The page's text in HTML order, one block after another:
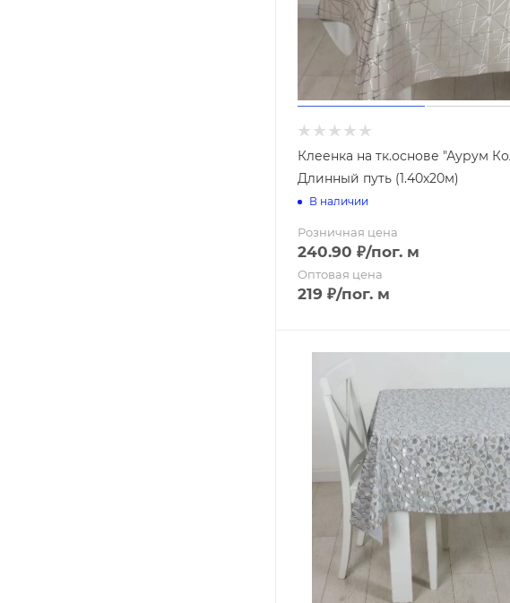
Клеенка на тк.основе "Аурум
Длинный путь (1.40х20м)
В наличии
Розничная цена
240.90 ₽/пог. м
Оптовая цена
219 ₽/пог. м